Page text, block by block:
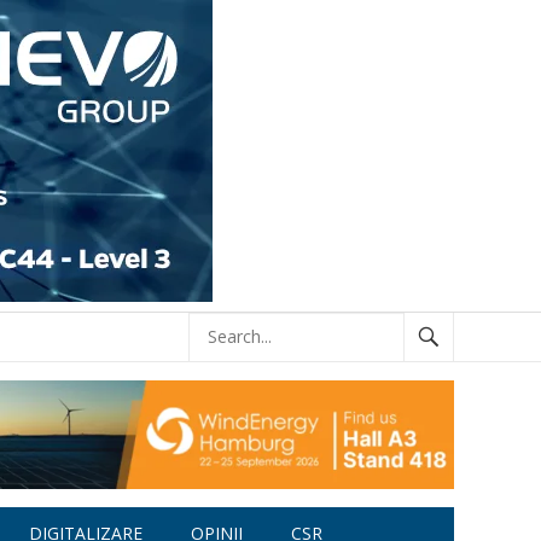
DIGITALIZARE OPINII CSR